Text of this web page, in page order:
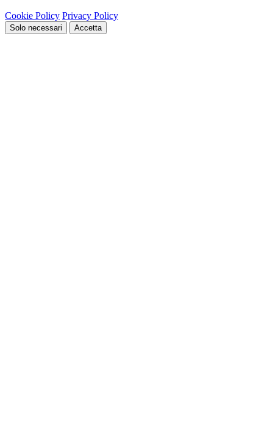
Cookie Policy Privacy Policy
Solo necessari Accetta